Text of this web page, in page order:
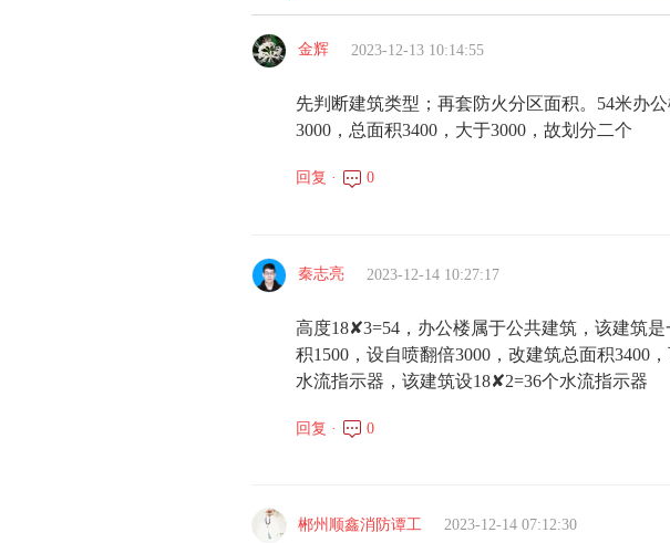
金辉 2023-12-13 10:14:55
先判断建筑类型；再套防火分区面积。54米办
3000，总面积3400，大于3000，故划分二个
回复 · 0
秦志亮 2023-12-14 10:27:17
高度18✘3=54，办公楼属于公共建筑，该建筑
积1500，设自喷翻倍3000，改建筑总面积3400
水流指示器，该建筑设18✘2=36个水流指示器
回复 · 0
郴州顺鑫消防谭工 2023-12-14 07:12:30